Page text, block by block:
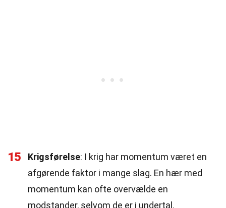
15 Krigsførelse: I krig har momentum været en
afgørende faktor i mange slag. En hær med
momentum kan ofte overvælde en
modstander, selvom de er i undertal.